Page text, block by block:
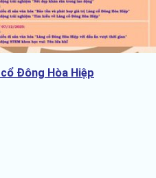
Đông Hòa Hiệp